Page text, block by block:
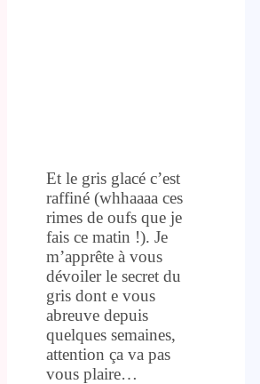
Et le gris glacé c’est
raffiné (whhaaaa ces
rimes de oufs que je
fais ce matin !). Je
m’apprête à vous
dévoiler le secret du
gris dont e vous
abreuve depuis
quelques semaines,
attention ça va pas
vous plaire…